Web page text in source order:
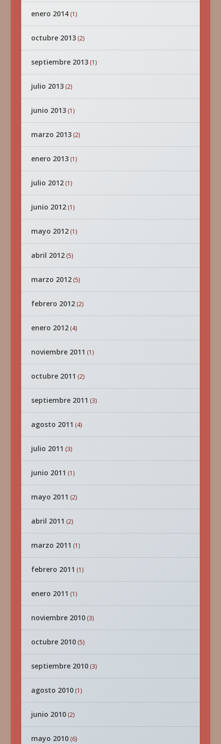
enero 2014(1)
octubre 2013(2)
septiembre 2013(1)
julio 2013(2)
junio 2013(1)
marzo 2013(2)
enero 2013(1)
julio 2012(1)
junio 2012(1)
mayo 2012(1)
abril 2012(5)
marzo 2012(5)
febrero 2012(2)
enero 2012(4)
noviembre 2011 (1)
octubre 2011 (2)
septiembre 2011 (3)
agosto 2011 (4)
julio 2011 (3)
junio 2011 (1)
mayo 2011 (2)
abril 2011 (2)
marzo 2011 (1)
febrero 2011 (1)
enero 2011 (1)
noviembre 2010(3)
octubre 2010(5)
septiembre 2010(3)
agosto 2010(1)
junio 2010(2)
mayo 2010(6)